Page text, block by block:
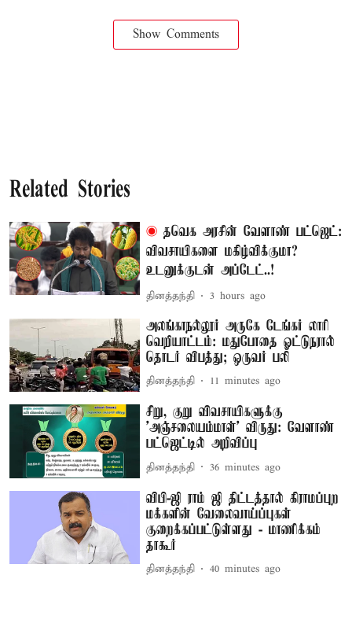
Show Comments
Related Stories
தவெக அரசின் வேளாண் பட்ஜெட்:
விவசாயிகளை மகிழ்விக்குமா?
உடனுக்குடன் அப்டேட்..!
தினத்தந்தி 3 hours ago
அலங்காநல்லூர் அருகே டேங்கர் லாரி
வெறியாட்டம்: மதுபோதை ஓட்டுநரால்
தொடர் விபத்து; ஒருவர் பலி
தினத்தந்தி 11 minutes ago
சிறு, குறு விவசாயிகளுக்கு
'அஞ்சலையம்மாள்' விருது: வேளாண்
பட்ஜெட்டில் அறிவிப்பு
தினத்தந்தி 36 minutes ago
விபி-ஜி ராம் ஜி திட்டத்தால் கிராமப்புற
மக்களின் வேலைவாய்ப்புகள்
குறைக்கப்பட்டுள்ளது - மாணிக்கம்
தாகூர்
தினத்தந்தி 40 minutes ago